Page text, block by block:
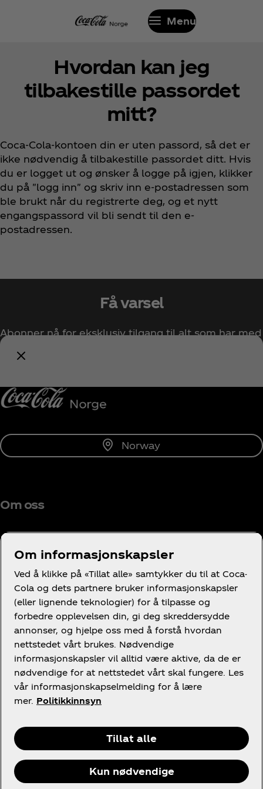
Menu
Hvordan kan jeg
tilbakestille passordet
mitt?
Coca‑Cola-kontoen din er uten passord, så det er
ikke nødvendig å tilbakestille passordet ditt. Hvis
du er logget ut og ønsker å logge på igjen, klikker
du på "logg inn" og skriv inn e-postadressen som
ble brukt når du registrerte deg, og et nytt
engangspassord vil bli sendt til den e-
postadressen.
Få varsel
Abonner nå for eksklusiv tilgang til alt som har med
Coca‑Cola å gjøre!
Norway
Om oss
Trenger du hjelp?
Juridisk
Om informasjonskapsler
Ved å klikke på «Tillat alle» samtykker du til at Coca-
Cola og dets partnere bruker informasjonskapsler
(eller lignende teknologier) for å tilpasse og
forbedre opplevelsen din, gi deg skreddersydde
annonser, og hjelpe oss med å forstå hvordan
nettstedet vårt brukes. Nødvendige
informasjonskapsler vil alltid være aktive, da de er
nødvendige for at nettstedet vårt skal fungere. Les
vår informasjonskapselmelding for å lære
mer. Politikkinnsyn
Tillat alle
Kun nødvendige